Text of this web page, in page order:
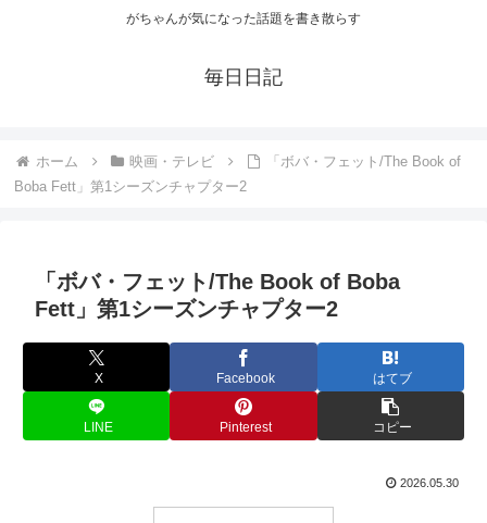
がちゃんが気になった話題を書き散らす
毎日日記
ホーム 映画・テレビ
「ボバ・フェット/The Book of
Boba Fett」第1シーズンチャプター2
「ボバ・フェット/The Book of Boba
Fett」第1シーズンチャプター2
X Facebook はてブ
LINE Pinterest コピー
2026.05.30